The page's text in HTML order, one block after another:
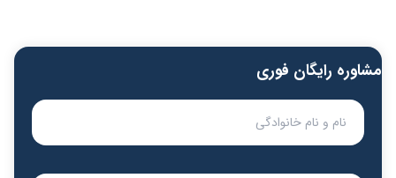
مشاوره رایگان فوری